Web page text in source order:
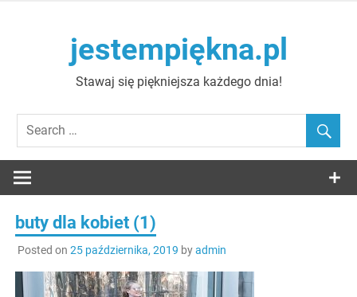
jestempiękna.pl
Stawaj się piękniejsza każdego dnia!
buty dla kobiet (1)
Posted on 25 października, 2019 byadmin